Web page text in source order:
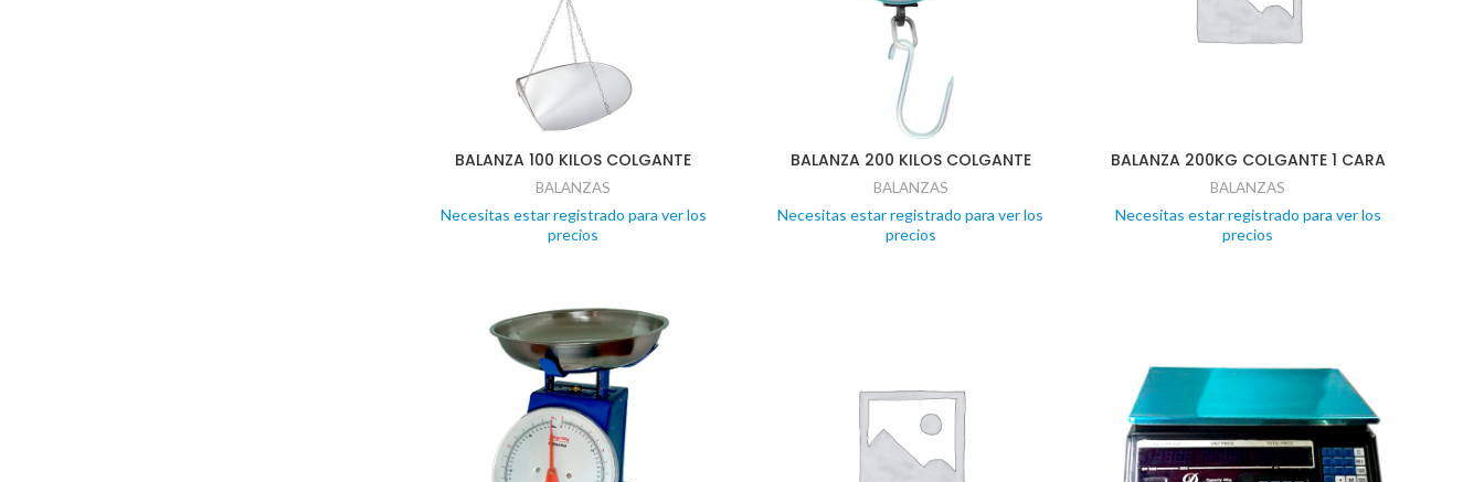
BALANZA 100 KILOS COLGANTE
BALANZAS
Necesitas estar registrado para ver los
precios
BALANZA 200 KILOS COLGANTE
BALANZAS
Necesitas estar registrado para ver los
precios
BALANZA 200KG COLGANTE 1 CARA
BALANZAS
Necesitas estar registrado para ver los
precios